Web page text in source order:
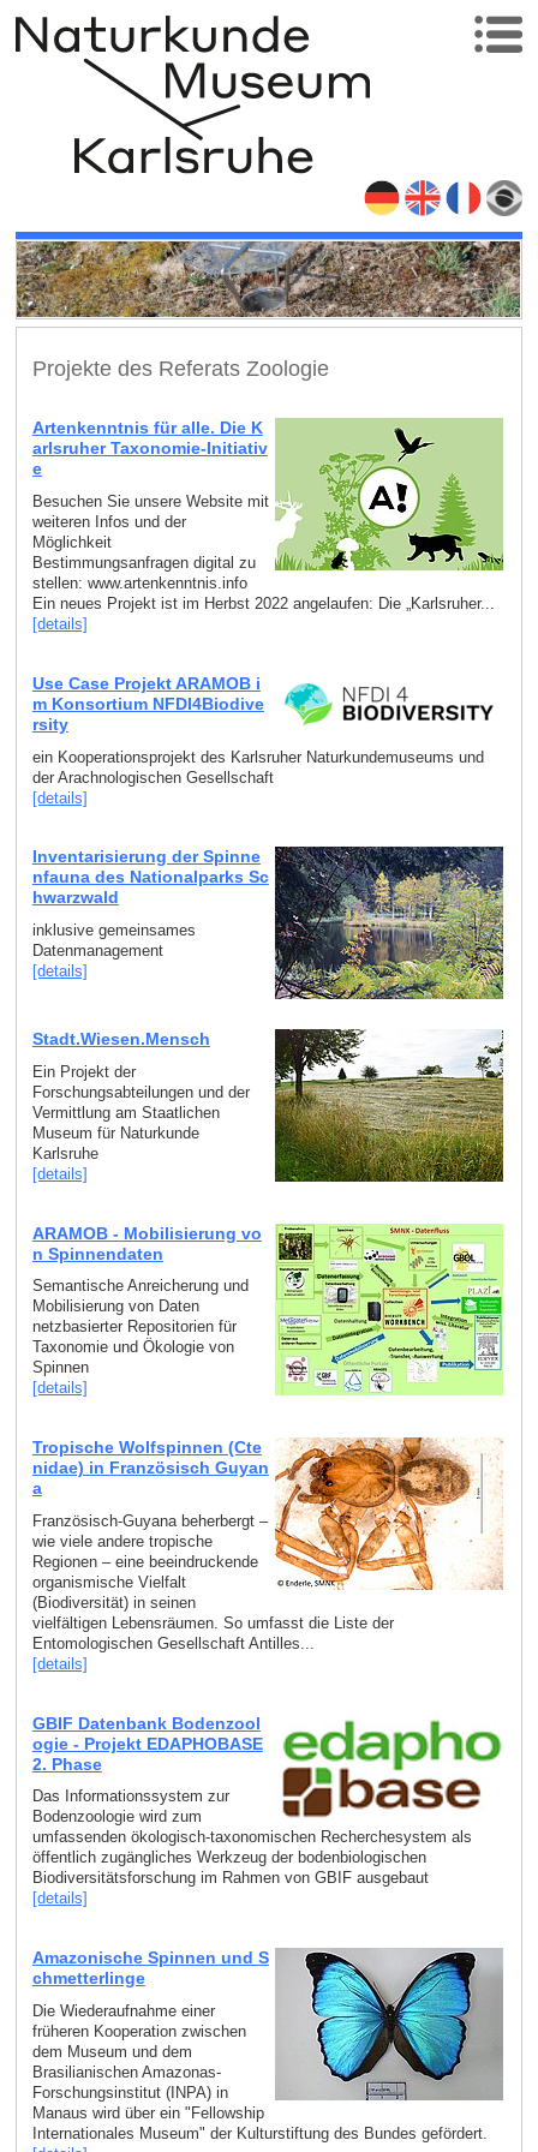
Projekte des Referats Zoologie
Artenkenntnis für alle. Die K
arlsruher Taxonomie-Initiativ
e
Besuchen Sie unsere Website mit
weiteren Infos und der
Möglichkeit
Bestimmungsanfragen digital zu
stellen: www.artenkenntnis.info
Ein neues Projekt ist im Herbst 2022 angelaufen: Die „Karlsruher...
[details]
Use Case Projekt ARAMOB i
m Konsortium NFDI4Biodive
rsity
ein Kooperationsprojekt des Karlsruher Naturkundemuseums und
der Arachnologischen Gesellschaft
[details]
Inventarisierung der Spinne
nfauna des Nationalparks Sc
hwarzwald
inklusive gemeinsames
Datenmanagement
[details]
Stadt.Wiesen.Mensch
Ein Projekt der
Forschungsabteilungen und der
Vermittlung am Staatlichen
Museum für Naturkunde
Karlsruhe
[details]
ARAMOB - Mobilisierung vo
n Spinnendaten
Semantische Anreicherung und
Mobilisierung von Daten
netzbasierter Repositorien für
Taxonomie und Ökologie von
Spinnen
[details]
Tropische Wolfspinnen (Cte
nidae) in Französisch Guyan
a
Französisch-Guyana beherbergt –
wie viele andere tropische
Regionen – eine beeindruckende
organismische Vielfalt
(Biodiversität) in seinen
vielfältigen Lebensräumen. So umfasst die Liste der
Entomologischen Gesellschaft Antilles...
[details]
GBIF Datenbank Bodenzool
ogie - Projekt EDAPHOBASE
2. Phase
Das Informationssystem zur
Bodenzoologie wird zum
umfassenden ökologisch-taxonomischen Recherchesystem als
öffentlich zugängliches Werkzeug der bodenbiologischen
Biodiversitätsforschung im Rahmen von GBIF ausgebaut
[details]
Amazonische Spinnen und S
chmetterlinge
Die Wiederaufnahme einer
früheren Kooperation zwischen
dem Museum und dem
Brasilianischen Amazonas-
Forschungsinstitut (INPA) in
Manaus wird über ein "Fellowship
Internationales Museum" der Kulturstiftung des Bundes gefördert.